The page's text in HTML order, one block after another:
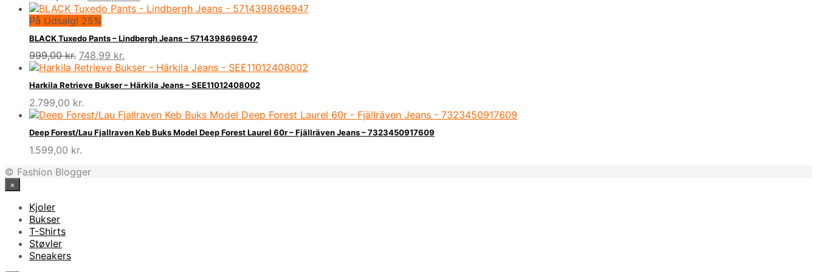
oprindelige
pris
2.800,00 kr..
aktuelle
1.799,00 kr..
På Udsalg! 25%
BLACK Tuxedo Pants – Lindbergh Jeans – 5714398696947
999,00kr. Den
oprindelige
var:
999,00 kr..
748,99 kr.
aktuelle
pris
er:
Harkila Retrieve Bukser – Härkila Jeans – SEE11012408002
2.799,00 kr.
Deep Forest/Lau Fjallraven Keb Buks Model Deep Forest Laurel 60r – Fjällräven Jeans – 7323450917609
1.599,00 kr.
© Fashion Blogger
×
Kjoler
Bukser
T-Shirts
Støvler
Sneakers